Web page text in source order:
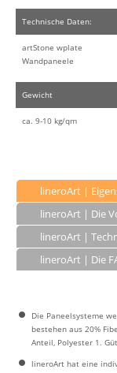
Technische Daten:
artStone wplate
Wandpaneele
Gewicht
ca. 9-10 kg/qm
lineroArt |
lineroArt | Die
lineroArt |
lineroArt | Die
Die Paneelsysteme
bestehen aus 20%
Anteil, Polyester 1.
lineroArt hat eine